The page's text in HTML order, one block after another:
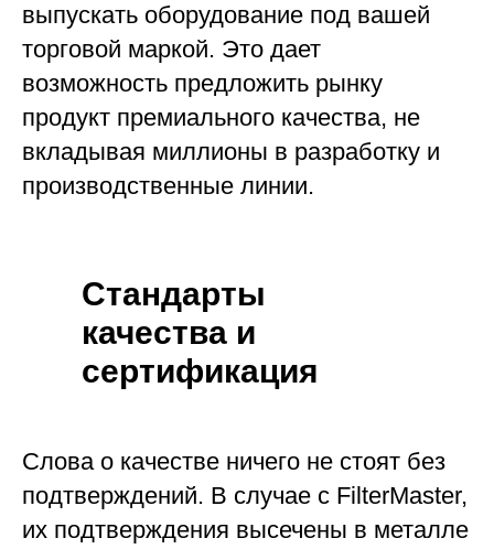
выпускать оборудование под вашей
торговой маркой. Это дает
возможность предложить рынку
продукт премиального качества, не
вкладывая миллионы в разработку и
производственные линии.
Стандарты
качества и
сертификация
Слова о качестве ничего не стоят без
подтверждений. В случае с FilterMaster,
их подтверждения высечены в металле